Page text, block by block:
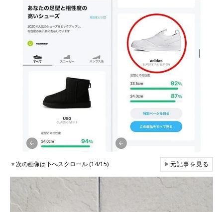
▼次の画像は下へスクロール (14/15) ▶元記事を見る